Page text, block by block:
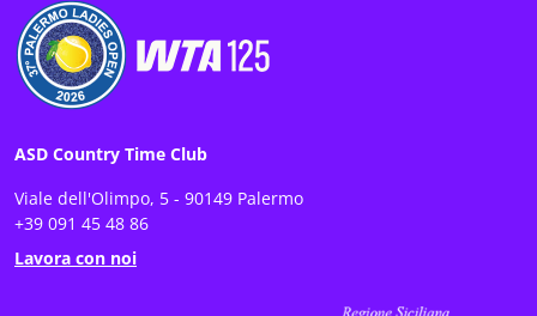
ASD Country Time Club
Viale dell'Olimpo, 5 - 90149 Palermo
+39 091 45 48 86
Lavora con noi